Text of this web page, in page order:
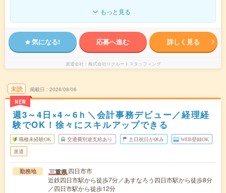
もっと見る
気になる! 応募へ進む 詳しく見る
派遣会社 株式会社リクルートスタッフィング
未読
NEW
掲載日 2026/08/06
週3～4日×4～6ｈ＼会計事務デビュー／経理経
験でOK！徐々にスキルアップできる
職種未経験OK 交通費別途支給あり 土日祝日が休み WEB登録OK
派遣
勤務地 三重県四日市市
近鉄四日市駅から徒歩7分／あすなろう四日市駅から徒歩8分
／四日市駅から徒歩12分